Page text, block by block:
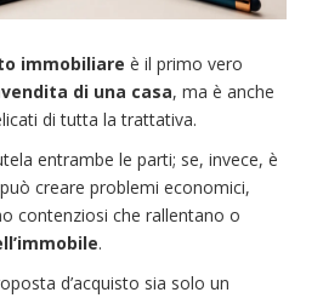
immobiliare è il primo vero
di una casa, ma è anche
di tutta la trattativa.
entrambe le parti; se, invece, è
creare problemi economici,
contenziosi che rallentano o
.
d’acquisto sia solo un